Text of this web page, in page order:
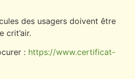
des usagers doivent être
crit’air.
: https://www.certificat-